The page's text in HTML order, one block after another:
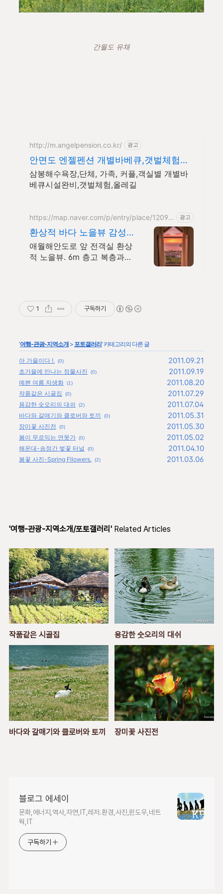
간월도 유채
http://m.angelpension.co.kr/ 광고
안면도 엔젤펜션 개별바베큐,갯벌체험도
구 대여
삼봉해수욕장,단체, 가족, 커플,객실별 개별바
베큐시설완비,갯벌체험,올레길
https://map.naver.com/p/entry/place/12096
광고
환상적 바다 노을뷰 감성
숙소 통창 너머 애월 파노
라마바다
애월해안도로 앞 전객실 환상
적 노을뷰. 6m 층고 복층과
창 아래서 누리는 로맨틱
1 구독하기
'여행-관광-지역소개 > 포토갤러리' 카테고리의 다른 글
아 가을이다 !. (0) 2011.09.21
초가을에 만나는 정물사진 (0) 2011.09.19
예쁜 여름 자생화 (1) 2011.08.20
작품같은 시골집 (0) 2011.07.29
용감한 숫오리의 대쉬 (2) 2011.07.04
바다와 갈매기와 클로버와 토끼 (0) 2011.05.31
장미꽃 사진전 (0) 2011.05.30
봄이 무르익는 연못가 (0) 2011.05.02
해운대-송정간 벛꽃 터널 (0) 2011.04.10
봄꽃 사진-Spring Fllowers. (2) 2011.03.06
'여행-관광-지역소개/포토갤러리' Related Articles
작품같은 시골집 용감한 숫오리의 대쉬
바다와 갈매기와 클로버와 토끼 장미꽃 사진전
블로그 에세이
문화,에너지,역사,자연,IT,레저.환경,사진,윈도우,네트
웍,IT
구독하기